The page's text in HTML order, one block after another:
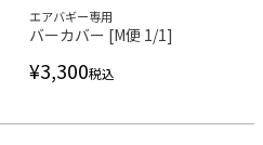
エアバギー専用
バーカバー [M便 1/1]
¥3,300税込